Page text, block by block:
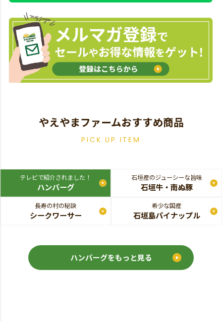
やえやまファームおすすめ商品
PICK UP ITEM
テレビで紹介されました！
ハンバーグ
石垣産のジューシーな旨味
石垣牛・南ぬ豚
長寿の村の秘訣
シークワーサー
希少な国産
石垣島パイナップル
ハンバーグをもっと見る